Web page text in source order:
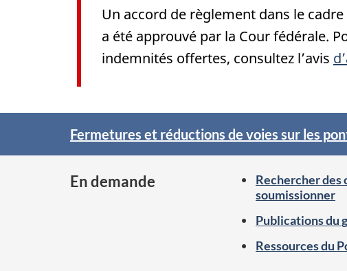
Un accord de règlement dans le
a été approuvé par la Cour fédérale.
indemnités offertes, consultez l’avis
F
e
a
Fermetures et réductions de voies sur les
En demande
Rechercher des
soumissionner
Publications du
Ressources du